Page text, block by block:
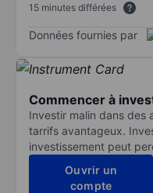
15 minutes différées
Données fournies par
Commencer à
Investir malin dans des
tarrifs avantageux.
investissement peut
Ouvrir un
compte